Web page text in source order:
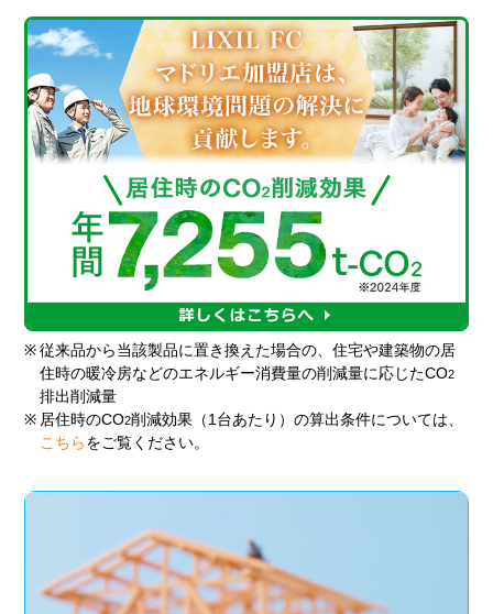
※ 従来品から当該製品に置き換えた場合の、住宅や建築物の居
住時の暖冷房などのエネルギー消費量の削減量に応じたCO2
排出削減量
※ 居住時のCO2削減効果（1台あたり）の算出条件については、
こちら をご覧ください。